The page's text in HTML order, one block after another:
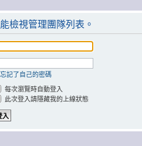
檢視管理團隊列表。
記了自己的密碼
每次瀏覽時自動登入
此次登入請隱藏我的上線狀態